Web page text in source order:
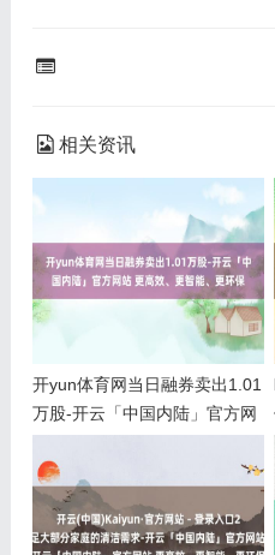
相关资讯
开yun体育网当日融券卖出1.01
万股-开云「中国内陆」官方网